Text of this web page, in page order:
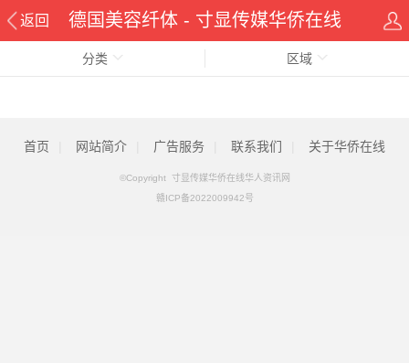
返回 德国美容纤体 - 寸显传媒华侨在线
分类 区域
首页 网站简介 广告服务 联系我们 关于华侨在线
©Copyright 寸显传媒华侨在线华人资讯网
赣ICP备2022009942号